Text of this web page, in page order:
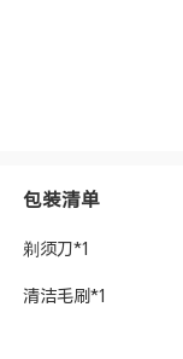
包装清单
剃须刀*1
清洁毛刷*1